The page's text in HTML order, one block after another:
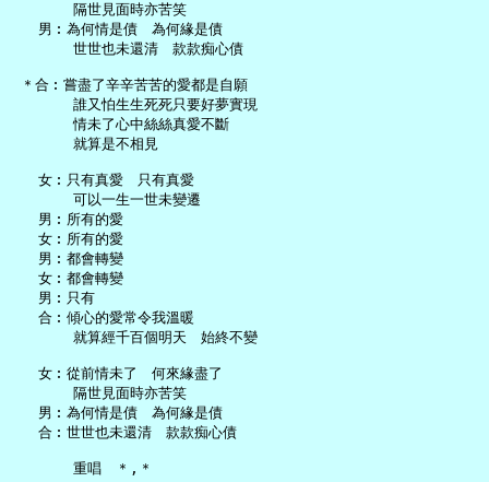
       隔世見面時亦苦笑
   男︰為何情是債　為何緣是債
       世世也未還清　款款痴心債
＊合︰嘗盡了辛辛苦苦的愛都是自願
       誰又怕生生死死只要好夢實現
       情未了心中絲絲真愛不斷
       就算是不相見
   女︰只有真愛　只有真愛
       可以一生一世未變遷
   男︰所有的愛
   女︰所有的愛
   男︰都會轉變
   女︰都會轉變
   男︰只有
   合︰傾心的愛常令我溫暖
       就算經千百個明天　始終不變
   女︰從前情未了　何來緣盡了
       隔世見面時亦苦笑
   男︰為何情是債　為何緣是債
   合︰世世也未還清　款款痴心債